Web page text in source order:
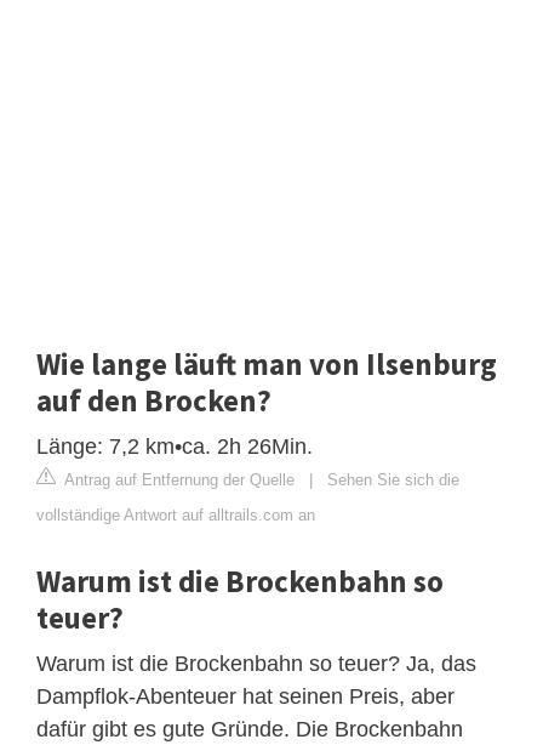
Wie lange läuft man von Ilsenburg
auf den Brocken?
Länge: 7,2 km•ca. 2h 26Min.
Antrag auf Entfernung der Quelle | Sehen Sie sich die
vollständige Antwort auf alltrails.com an
Warum ist die Brockenbahn so
teuer?
Warum ist die Brockenbahn so teuer? Ja, das
Dampflok-Abenteuer hat seinen Preis, aber
dafür gibt es gute Gründe. Die Brockenbahn